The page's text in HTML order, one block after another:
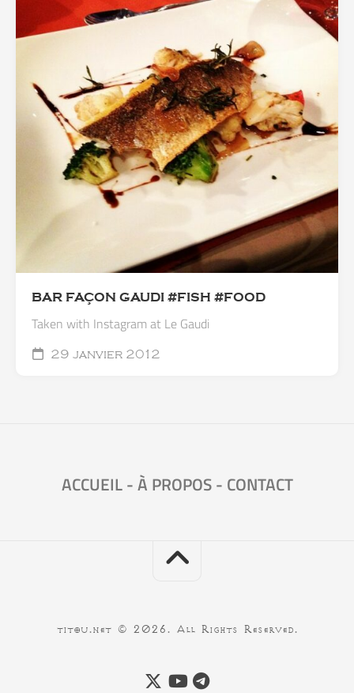
BAR FAÇON GAUDI #FISH #FOOD
Taken with Instagram at Le Gaudi
29 janvier 2012
ACCUEIL-À PROPOS- CONTACT
titou.net © 2026. All Rights Reserved.